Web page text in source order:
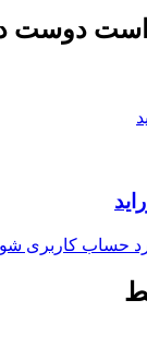
دوست
حساب کاربری